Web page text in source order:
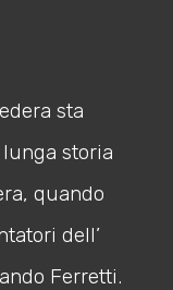
sta
storia
quando
dell’
Ferretti.